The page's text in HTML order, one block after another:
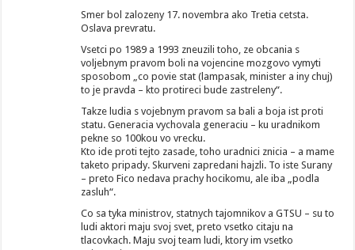
Smer bol zalozeny 17. novembra ako Tretia cetsta.
Oslava prevratu.
Vsetci po 1989 a 1993 zneuzili toho, ze obcania s
voljebnym pravom boli na vojencine mozgovo vymyti
sposobom „co povie stat (lampasak, minister a iny chuj)
to je pravda – kto protireci bude zastreleny“.
Takze ludia s vojebnym pravom sa bali a boja ist proti
statu. Generacia vychovala generaciu – ku uradnikom
pekne so 100kou vo vrecku.
Kto ide proti tejto zasade, toho uradnici znicia – a mame
taketo pripady. Skurveni zapredani hajzli. To iste Surany
– preto Fico nedava prachy hocikomu, ale iba „podla
zasluh“.
Co sa tyka ministrov, statnych tajomnikov a GTSU – su to
ludi aktori maju svoj svet, preto vsetko citaju na
tlacovkach. Maju svoj team ludi, ktory im vsetko